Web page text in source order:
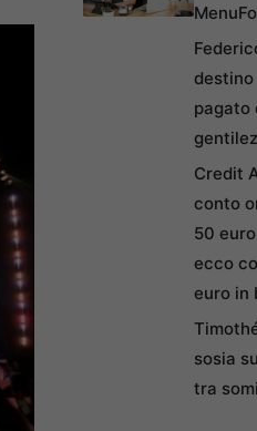
pagato
Credit
conto
50
ecco
euro in
sosia
tra